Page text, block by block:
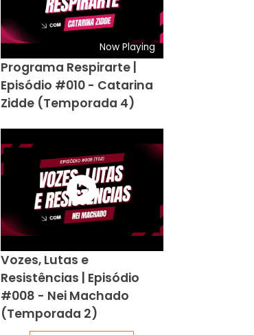
Now Playing
Programa Respirarte |
Episódio #010 - Catarina
Zidde (Temporada 4)
Vozes, Lutas e
Resistências | Episódio
#008 - Nei Machado
(Temporada 2)